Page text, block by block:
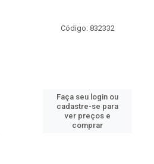
Código: 832332
Faça seu login ou
cadastre-se para
ver preços e
comprar